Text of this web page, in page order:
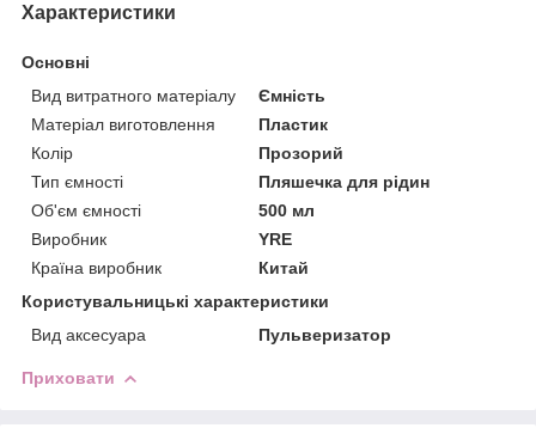
Характеристики
Основні
Вид витратного матеріалу
Ємність
Матеріал виготовлення
Пластик
Колір
Прозорий
Тип ємності
Пляшечка для рідин
Об'єм ємності
500 мл
Виробник
YRE
Країна виробник
Китай
Користувальницькі характеристики
Вид аксесуара
Пульверизатор
Приховати